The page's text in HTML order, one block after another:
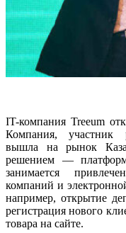
IT-компания Treeum
Компания, участник
вышла на рынок
решением —
занимается
компаний и
например, открытие
регистрация нового
товара на сайте.